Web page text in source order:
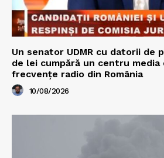
Un senator UDMR cu datorii de
de lei cumpără un centru media
frecvențe radio din România
10/08/2026